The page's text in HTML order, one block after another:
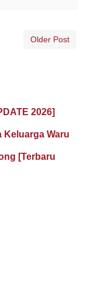
Older Post
2026]
Keluarga Waru
[Terbaru